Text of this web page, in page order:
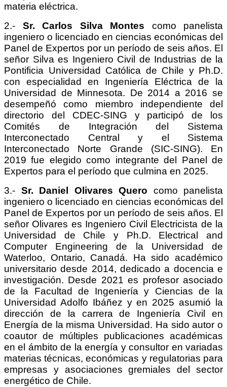
materia eléctrica.
2.- Sr. Carlos Silva Montes como panelista
ingeniero o licenciado en ciencias económicas del
Panel de Expertos por un período de seis años. El
señor Silva es Ingeniero Civil de Industrias de la
Pontificia Universidad Católica de Chile y Ph.D.
con especialidad en Ingeniería Eléctrica de la
Universidad de Minnesota. De 2014 a 2016 se
desempeñó como miembro independiente del
directorio del CDEC-SING y participó de los
Comités de Integración del Sistema
Interconectado Central y el Sistema
Interconectado Norte Grande (SIC-SING). En
2019 fue elegido como integrante del Panel de
Expertos para el período que culmina en 2025.
3.- Sr. Daniel Olivares Quero como panelista
ingeniero o licenciado en ciencias económicas del
Panel de Expertos por un período de seis años. El
señor Olivares es Ingeniero Civil Electricista de la
Universidad de Chile y Ph.D. Electrical and
Computer Engineering de la Universidad de
Waterloo, Ontario, Canadá. Ha sido académico
universitario desde 2014, dedicado a docencia e
investigación. Desde 2021 es profesor asociado
de la Facultad de Ingeniería y Ciencias de la
Universidad Adolfo Ibáñez y en 2025 asumió la
dirección de la carrera de Ingeniería Civil en
Energía de la misma Universidad. Ha sido autor o
coautor de múltiples publicaciones académicas
en el ámbito de la energía y consultor en variadas
materias técnicas, económicas y regulatorias para
empresas y asociaciones gremiales del sector
energético de Chile.